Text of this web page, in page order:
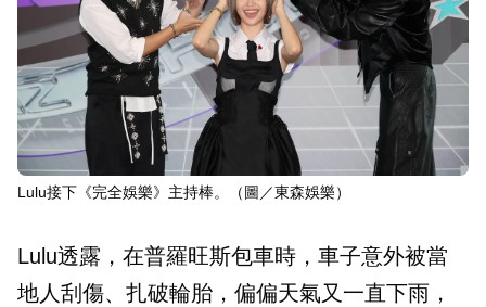
Lulu接下《完全娛樂》主持棒。（圖／東森娛樂）
Lulu透露，在普羅旺斯包車時，車子意外被當
地人刮傷、扎破輪胎，偏偏天氣又一直下雨，